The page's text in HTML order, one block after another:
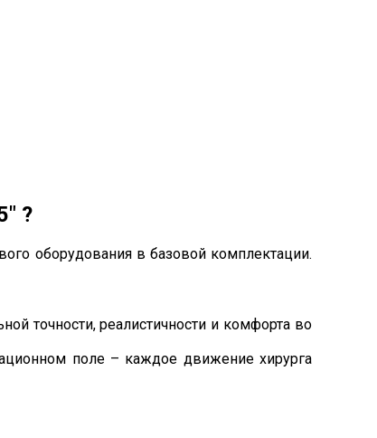
?
оборудования в базовой комплектации.
точности, реалистичности и комфорта во
поле – каждое движение хирурга